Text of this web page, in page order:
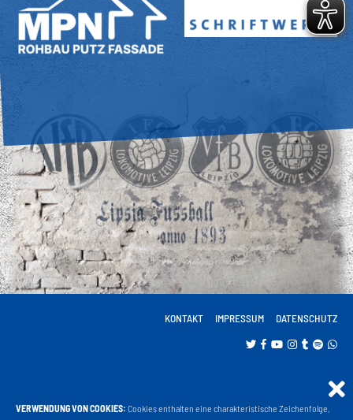
KONTAKT IMPRESSUM DATENSCHUTZ
VERWENDUNG VON COOKIES: Cookies enthalten eine charakteristische Zeichenfolge,